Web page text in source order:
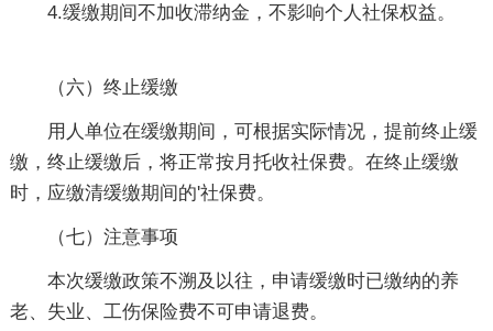
4.缓缴期间不加收滞纳金，不影响个人社保权益。
（六）终止缓缴
用人单位在缓缴期间，可根据实际情况，提前终止缓
缴，终止缓缴后，将正常按月托收社保费。在终止缓缴
时，应缴清缓缴期间的'社保费。
（七）注意事项
本次缓缴政策不溯及以往，申请缓缴时已缴纳的养
老、失业、工伤保险费不可申请退费。